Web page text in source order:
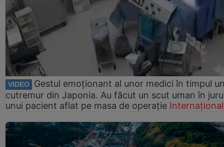
VIDEO
Gestul emoționant al unor medici în timpul
cutremur din Japonia. Au făcut un scut uman în
unui pacient aflat pe masa de operație Internațional